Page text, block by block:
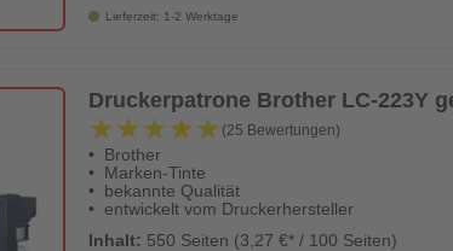
Lieferzeit: 1-2 Werktage
Druckerpatrone Brother LC-223Y
★★★★★
★★★★★ (25 Bewertungen)
Brother
Marken-Tinte
bekannte Qualität
entwickelt vom Druckerhersteller
Inhalt: 550 Seiten (3,27 €* / 100 Seiten)